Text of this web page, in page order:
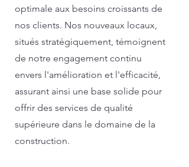
optimale aux besoins croissants de
nos clients. Nos nouveaux locaux,
situés stratégiquement, témoignent
de notre engagement continu
envers l'amélioration et l'efficacité,
assurant ainsi une base solide pour
offrir des services de qualité
supérieure dans le domaine de la
construction.